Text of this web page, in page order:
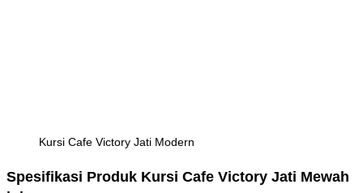
Kursi Cafe Victory Jati Modern
Spesifikasi Produk Kursi Cafe Victory Jati Mewah